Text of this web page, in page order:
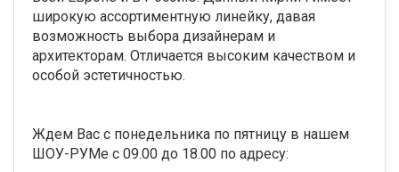
широкую ассортиментную линейку, давая
возможность выбора дизайнерам и
архитекторам. Отличается высоким качеством и
особой эстетичностью.
Ждем Вас с понедельника по пятницу в нашем
ШОУ-РУМе с 09.00 до 18.00 по адресу: